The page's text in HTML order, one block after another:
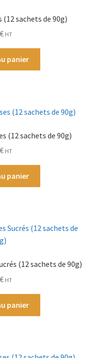
sachets de 90g)
€ HT
panier
(12 sachets de 90g)
€ HT
panier
(12 sachets de 90g)
€ HT
panier